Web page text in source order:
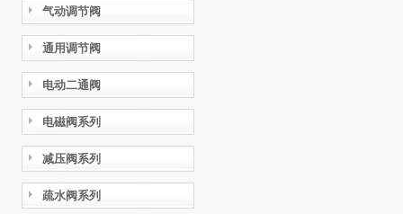
气动调节阀
通用调节阀
电动二通阀
电磁阀系列
减压阀系列
疏水阀系列